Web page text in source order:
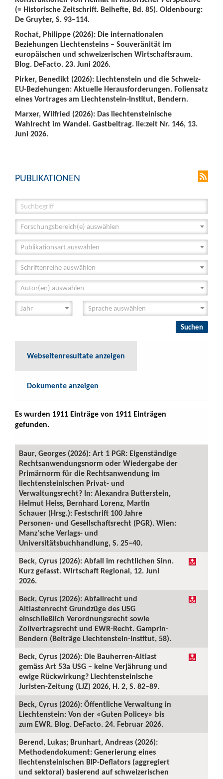
(= Historische Zeitschrift. Beihefte, Bd. 85). Oldenbourg:
De Gruyter, S. 93–114.
Rochat, Philippe (2026): Die internationalen
Beziehungen Liechtensteins – Souveränität im
europäischen und schweizerischen Wirtschaftsraum.
Blog. DeFacto. 23. Juni 2026.
Pirker, Benedikt (2026): Liechtenstein und die Schweiz-
EU-Beziehungen: Aktuelle Herausforderungen. Foliensatz
eines Vortrages am Liechtenstein-Institut, Bendern.
Marxer, Wilfried (2026): Das liechtensteinische
Wahlrecht im Wandel. Gastbeitrag. lie:zeit Nr. 146, 13.
Juni 2026.
PUBLIKATIONEN
Forschungsbereich(e) auswählen
Publikationsart auswählen
Schriftenreihe auswählen
Autor(en) auswählen
Webseitenresultate anzeigen
Dokumente anzeigen
Es wurden 1911 Einträge von 1911 Einträgen
gefunden.
Baur, Georges (2026): Art 1 PGR: Eigenständige
Rechtsanwendungsnorm oder Wiedergabe der
Primärnorm für die Rechtsanwendung im
liechtensteinischen Privat- und
Verwaltungsrecht? In: Alexandra Butterstein,
Helmut Heiss, Bernhard Lorenz, Martin
Schauer (Hrsg.): Festschrift 100 Jahre
Personen- und Gesellschaftsrecht (PGR). Wien:
Manz'sche Verlags- und
Universitätsbuchhandlung, S. 25–40.
Beck, Cyrus (2026): Abfall im rechtlichen Sinn.
Kurz gefasst. Wirtschaft Regional, 12. Juni
2026.
Beck, Cyrus (2026): Abfallrecht und
Altlastenrecht Grundzüge des USG
einschließlich Verordnungsrecht sowie
Zollvertragsrecht und EWR-Recht. Gamprin-
Bendern (Beiträge Liechtenstein-Institut, 58).
Beck, Cyrus (2026): Die Bauherren-Altlast
gemäss Art 53a USG – keine Verjährung und
ewige Rückwirkung? Liechtensteinische
Juristen-Zeitung (LJZ) 2026, H. 2, S. 82–89.
Beck, Cyrus (2026): Öffentliche Verwaltung in
Liechtenstein: Von der «Guten Policey» bis
zum EWR. Blog. DeFacto. 24. Februar 2026.
Berend, Lukas; Brunhart, Andreas (2026):
Methodendokument: Generierung eines
liechtensteinischen BIP-Deflators (aggregiert
und sektoral) basierend auf schweizerischen